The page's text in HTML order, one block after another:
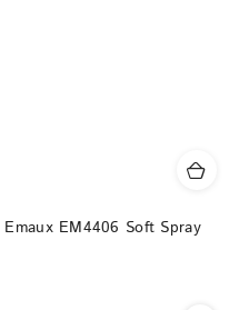
EM4406 Soft Spray